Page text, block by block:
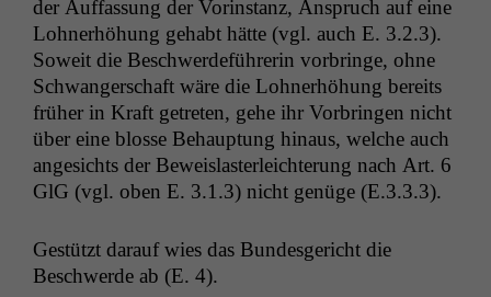
der Auf­fas­sung der Vorin­stanz, Anspruch auf eine
Lohn­er­höhung gehabt hätte (vgl. auch E. 3.2.3).
Soweit die Beschw­erde­führerin vor­bringe, ohne
Schwanger­schaft wäre die Lohn­er­höhung bere­its
früher in Kraft getreten, gehe ihr Vor­brin­gen nicht
über eine blosse Behaup­tung hin­aus, welche auch
angesichts der Beweis­laster­le­ichterung nach Art. 6
GlG (vgl. oben E. 3.1.3) nicht genüge (E.3.3.3).
Gestützt darauf wies das Bun­des­gericht die
Beschw­erde ab (E. 4).
Statistiken
Um unsere
Website zu
verbessern,
zeichnen
wir
anonyme
Daten auf.